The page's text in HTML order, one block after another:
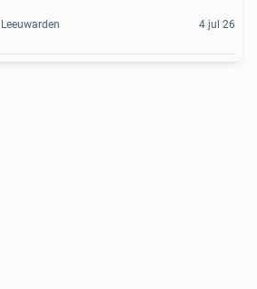
Leeuwarden 4 jul 26